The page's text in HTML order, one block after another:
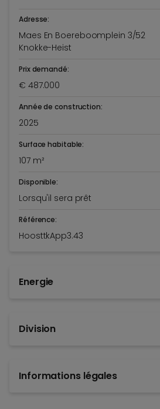
Adresse:
Maes En Boereboomplein 3/52
Knokke-Heist
Prix demandé:
€ 487.000
Année de construction:
2025
Surface habitable:
107 m²
Disponible:
Lorsqu'il sera prêt
Référence:
HoosttkApp3.43
Energie
Division
Informations légales